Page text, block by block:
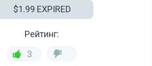
$1.99 EXPIRED
Рейтинг:
3